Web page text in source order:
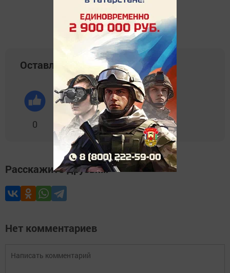
Оставляйте реакции
0 0 0 0 0
Расскажите друзьям
Нет комментариев